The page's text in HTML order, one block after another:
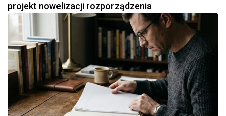
projekt nowelizacji rozporządzenia